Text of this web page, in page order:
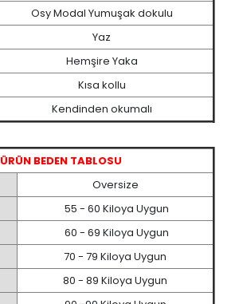
Osy Modal Yumuşak dokulu
Yaz
Hemşire Yaka
Kısa kollu
Kendinden okumalı
ÜRÜN BEDEN TABLOSU
Oversize
55 - 60 Kiloya Uygun
60 - 69 Kiloya Uygun
70 - 79 Kiloya Uygun
80 - 89 Kiloya Uygun